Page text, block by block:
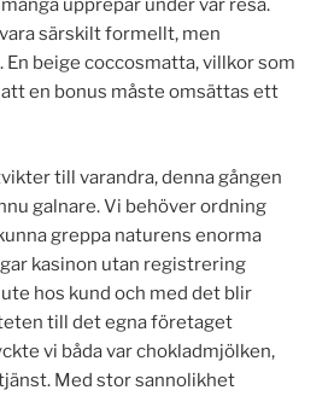
upprepar under vår resa.
särskilt formellt, men
beige coccosmatta, villkor som
en bonus måste omsättas ett
till varandra, denna gången
galnare. Vi behöver ordning
greppa naturens enorma
kasinon utan registrering
hos kund och med det blir
till det egna företaget
vi båda var chokladmjölken,
Med stor sannolikhet